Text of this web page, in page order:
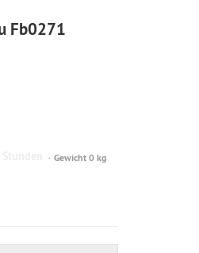
Fb0271
Gewöhnlich
Gewicht 0 kg